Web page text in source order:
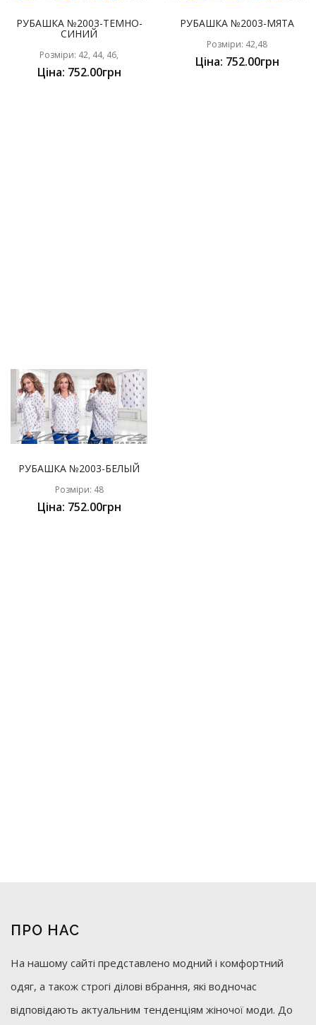
РУБАШКА №2003-ТЕМНО-
СИНИЙ
Розміри: 42, 44, 46,
Ціна: 752.00грн
РУБАШКА №2003-МЯТА
Розміри: 42,48
Ціна: 752.00грн
РУБАШКА №2003-БЕЛЫЙ
Розміри: 48
Ціна: 752.00грн
ПРО НАС
На нашому сайті представлено модний і комфортний
одяг, а також строгі ділові вбрання, які водночас
відповідають актуальним тенденціям жіночої моди. До